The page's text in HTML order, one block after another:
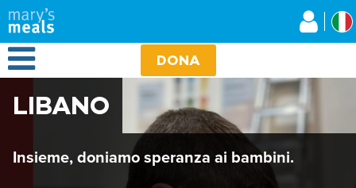
Salta
al
contenuto
principale
Open Menu DONA
LIBANO
Insieme, doniamo speranza ai bambini.